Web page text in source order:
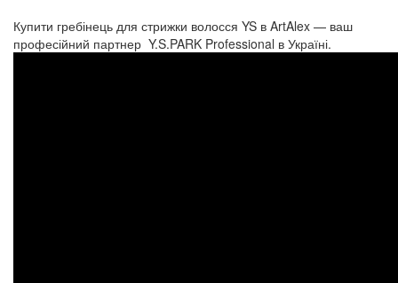
Купити гребінець для стрижки волосся YS в ArtAlex — ваш
професійний партнер Y.S.PARK Professional в Україні.